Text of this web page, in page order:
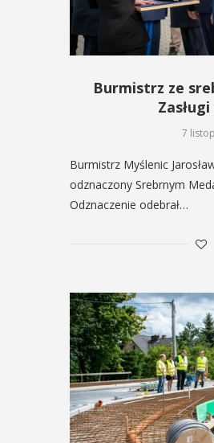
Burmistrz ze
7
Burmistrz Myślenic
odznaczony Srebrnym
Odznaczenie odebrał…
SZCZEGÓŁY